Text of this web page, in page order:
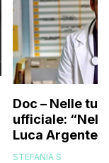
Doc – Nelle
ufficiale:
Luca
STEFANIA S